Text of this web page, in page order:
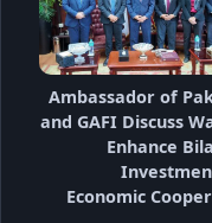
Ambassador of
and GAFI Discuss
Enhance
Economic